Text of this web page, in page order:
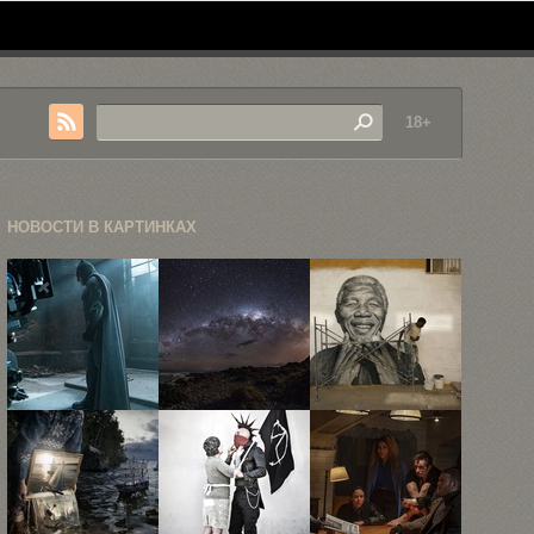
18+
НОВОСТИ В КАРТИНКАХ
Смотрим
абсолютно
новый
экшен-
трейлер
Победители
конкурса
«Астрономический
фотограф-2013»
90 лучших
фотографий
2013 года ...